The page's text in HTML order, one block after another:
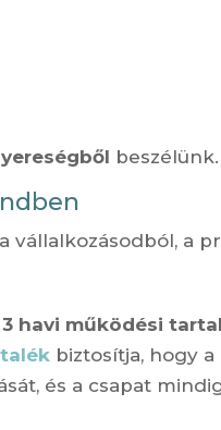
beszélünk.
vállalkozásodból, a
3 havi működési
biztosítja, hogy
és a csapat